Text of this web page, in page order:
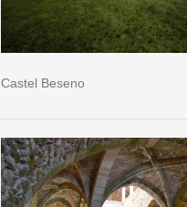
Castel Beseno